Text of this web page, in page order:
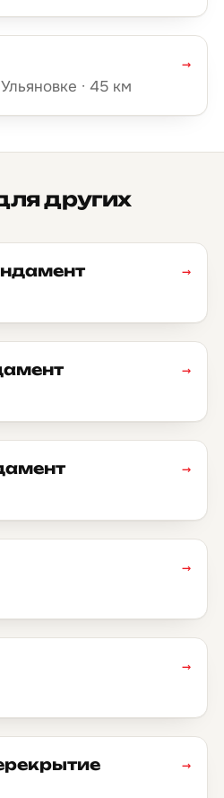
· 45 км
→
других
→
→
→
→
→
→